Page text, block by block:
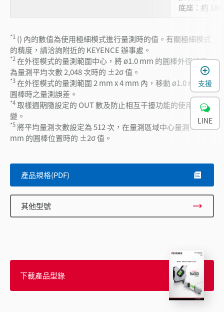
底座：約 180
*1 () 內的數值為使用極細模式進行量測時的值。有關極細模式
的精度，請洽詢附近的 KEYENCE 辦事處。
*2在外徑模式的量測範圍中心，將 ø1.0 mm 的圓棒外徑設定
為量測平均次數 2,048 次時的 ±2σ 值。
*3在外徑模式的量測範圍 2 mm x 4 mm 內，移動 ø1.0 mm 的
圓棒時之量測誤差。
*4取樣週期隨設定的 OUT 數及防止相互干擾功能的使用而改
變。
*5將平均量測次數設定為 512 次，在量測區域中心量測 ø1.0
mm 的圓棒位置時的 ±2σ 值。
產品規格(PDF)
其他型號
下載產品型錄
支援
LINE